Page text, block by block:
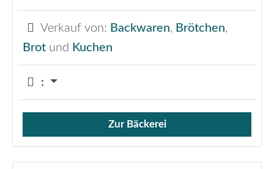
Verkauf von: Backwaren, Brötchen,
Brot und Kuchen
:
Verkauf von Brötchen,
Zur Bäckerei